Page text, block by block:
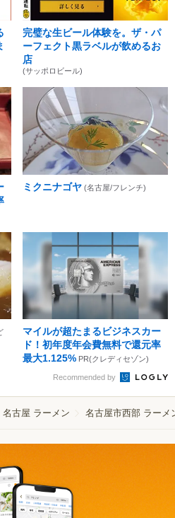
完璧な生ビール体験を。ザ・パ
ーフェクト黒ラベルが飲めるお
店
(サッポロビール)
ミクニナゴヤ (名古屋/フレンチ)
マイルが超たまるビジネスカー
ド！初年度年会費無料で還元率
最大1.125% PR(クレディセゾン)
Recommended by
名古屋 ラーメン 名古屋市西部 ラーメ